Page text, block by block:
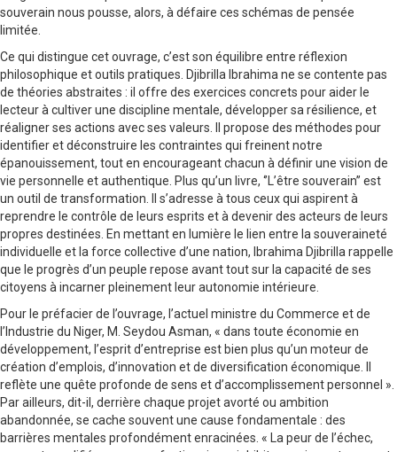
souverain nous pousse, alors, à défaire ces schémas de pensée
limitée.
Ce qui distingue cet ouvrage, c’est son équilibre entre réflexion
philosophique et outils pratiques. Djibrilla Ibrahima ne se contente pas
de théories abstraites : il offre des exercices concrets pour aider le
lecteur à cultiver une discipline mentale, développer sa résilience, et
réaligner ses actions avec ses valeurs. Il propose des méthodes pour
identifier et déconstruire les contraintes qui freinent notre
épanouissement, tout en encourageant chacun à définir une vision de
vie personnelle et authentique. Plus qu’un livre, ‘’L’être souverain’’ est
un outil de transformation. Il s’adresse à tous ceux qui aspirent à
reprendre le contrôle de leurs esprits et à devenir des acteurs de leurs
propres destinées. En mettant en lumière le lien entre la souveraineté
individuelle et la force collective d’une nation, Ibrahima Djibrilla rappelle
que le progrès d’un peuple repose avant tout sur la capacité de ses
citoyens à incarner pleinement leur autonomie intérieure.
Pour le préfacier de l’ouvrage, l’actuel ministre du Commerce et de
l’Industrie du Niger, M. Seydou Asman, « dans toute économie en
développement, l’esprit d’entreprise est bien plus qu’un moteur de
création d’emplois, d’innovation et de diversification économique. Il
reflète une quête profonde de sens et d’accomplissement personnel ».
Par ailleurs, dit-il, derrière chaque projet avorté ou ambition
abandonnée, se cache souvent une cause fondamentale : des
barrières mentales profondément enracinées. « La peur de l’échec,